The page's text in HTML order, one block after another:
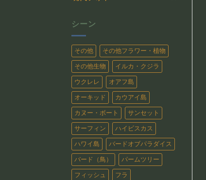
シーン
その他 その他フラワー・植物
その他生物 イルカ・クジラ
ウクレレ オアフ島
オーキッド カウアイ島
カヌー・ボート サンセット
サーフィン ハイビスカス
ハワイ島 バードオブパラダイス
バード（鳥） パームツリー
フィッシュ フラ